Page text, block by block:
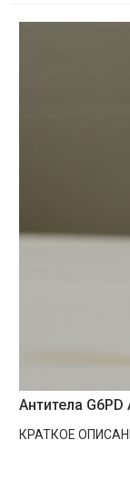
Антитела
КРАТКОЕ